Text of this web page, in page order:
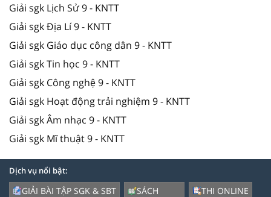
Giải sgk Lịch Sử 9 - KNTT
Giải sgk Địa Lí 9 - KNTT
Giải sgk Giáo dục công dân 9 - KNTT
Giải sgk Tin học 9 - KNTT
Giải sgk Công nghệ 9 - KNTT
Giải sgk Hoạt động trải nghiệm 9 - KNTT
Giải sgk Âm nhạc 9 - KNTT
Giải sgk Mĩ thuật 9 - KNTT
Dịch vụ nổi bật:
GIẢI BÀI TẬP SGK & SBT
SÁCH
THI ONLINE